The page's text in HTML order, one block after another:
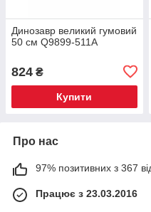
Динозавр великий гумовий
50 см Q9899-511A
824 ₴
Купити
Про нас
97% позитивних з 367
Працює з 23.03.2016